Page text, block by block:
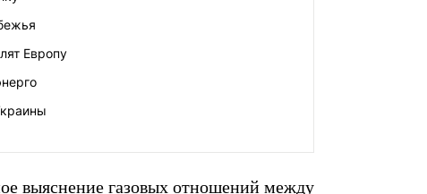
Европу
выяснение газовых отношений между